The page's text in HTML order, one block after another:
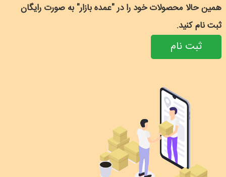
همین حالا محصولات خود را در "عمده بازار" به صورت رایگان
ثبت نام کنید.
ثبت نام